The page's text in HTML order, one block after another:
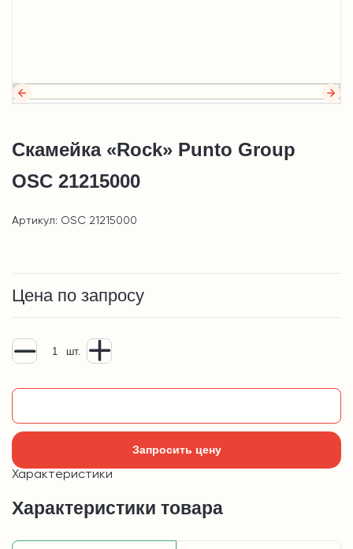
Скамейка «Rock» Punto Group
OSC 21215000
Артикул: OSC 21215000
Цена по запросу
шт.
Запросить цену
Характеристики
Характеристики товара